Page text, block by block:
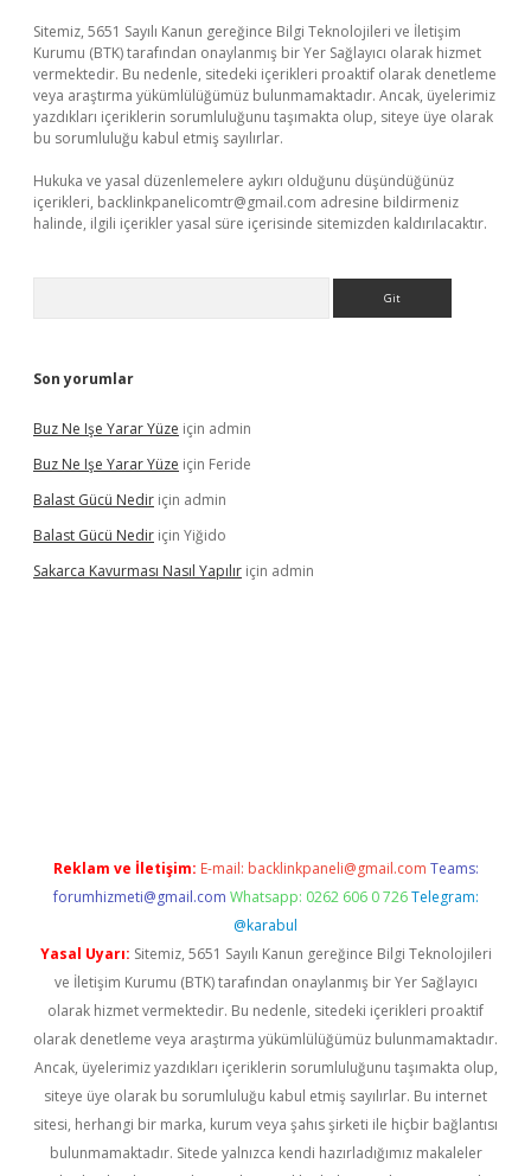
Sitemiz, 5651 Sayılı Kanun gereğince Bilgi Teknolojileri ve İletişim
Kurumu (BTK) tarafından onaylanmış bir Yer Sağlayıcı olarak hizmet
vermektedir. Bu nedenle, sitedeki içerikleri proaktif olarak denetleme
veya araştırma yükümlülüğümüz bulunmamaktadır. Ancak, üyelerimiz
yazdıkları içeriklerin sorumluluğunu taşımakta olup, siteye üye olarak
bu sorumluluğu kabul etmiş sayılırlar.
Hukuka ve yasal düzenlemelere aykırı olduğunu düşündüğünüz
içerikleri, backlinkpanelicomtr@gmail.com adresine bildirmeniz
halinde, ilgili içerikler yasal süre içerisinde sitemizden kaldırılacaktır.
Son yorumlar
Buz Ne Işe Yarar Yüze için admin
Buz Ne Işe Yarar Yüze için Feride
Balast Gücü Nedir için admin
Balast Gücü Nedir için Yiğido
Sakarca Kavurması Nasıl Yapılır için admin
Reklam ve İletişim: E-mail: backlinkpaneli@gmail.com Teams:
forumhizmeti@gmail.com Whatsapp: 0262 606 0 726 Telegram:
@karabul
Yasal Uyarı: Sitemiz, 5651 Sayılı Kanun gereğince Bilgi Teknolojileri
ve İletişim Kurumu (BTK) tarafından onaylanmış bir Yer Sağlayıcı
olarak hizmet vermektedir. Bu nedenle, sitedeki içerikleri proaktif
olarak denetleme veya araştırma yükümlülüğümüz bulunmamaktadır.
Ancak, üyelerimiz yazdıkları içeriklerin sorumluluğunu taşımakta olup,
siteye üye olarak bu sorumluluğu kabul etmiş sayılırlar. Bu internet
sitesi, herhangi bir marka, kurum veya şahıs şirketi ile hiçbir bağlantısı
bulunmamaktadır. Sitede yalnızca kendi hazırladığımız makaleler